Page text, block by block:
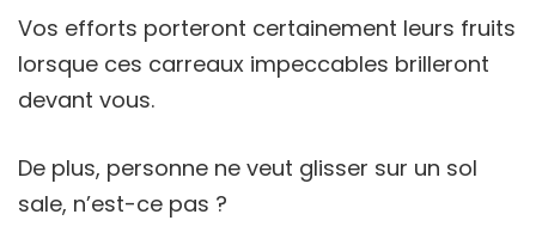
Vos efforts porteront certainement leurs fruits
lorsque ces carreaux impeccables brilleront
devant vous.
De plus, personne ne veut glisser sur un sol
sale, n’est-ce pas ?